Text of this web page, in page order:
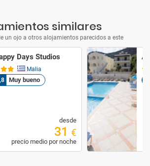
similares
un ojo a otros alojamientos parecidos a este
Days Studios
Malia
Muy bueno
desde
31 €
precio medio por noche